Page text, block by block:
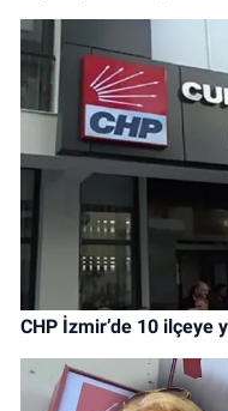
CHP İzmir’de 10 ilçeye